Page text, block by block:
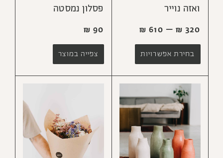
ואזה נוייר
₪ 320
–
₪ 610
בחירת אפשרויות
פסלון נמסטה
₪ 90
צפייה במוצר